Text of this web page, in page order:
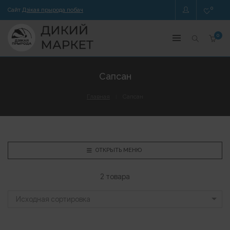
Сайт Дзікая прырода побач 0
0
Сапсан
ОТКРЫТЬ МЕНЮ
2 товара
Исходная сортировка